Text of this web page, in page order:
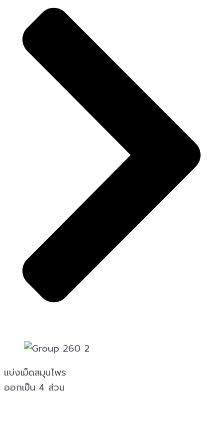
แบ่งเม็ดสมุนไพร
ออกเป็น 4 ส่วน